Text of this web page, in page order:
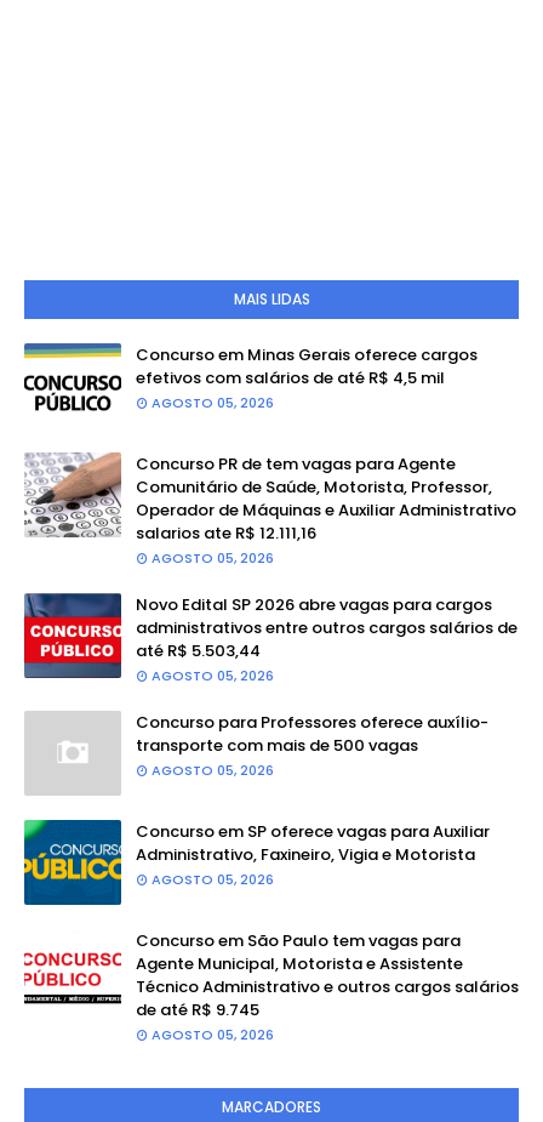
MAIS LIDAS
Concurso em Minas Gerais oferece cargos
efetivos com salários de até R$ 4,5 mil
AGOSTO 05, 2026
Concurso PR de tem vagas para Agente
Comunitário de Saúde, Motorista, Professor,
Operador de Máquinas e Auxiliar Administrativo
salarios ate R$ 12.111,16
AGOSTO 05, 2026
Novo Edital SP 2026 abre vagas para cargos
administrativos entre outros cargos salários de
até R$ 5.503,44
AGOSTO 05, 2026
Concurso para Professores oferece auxílio-
transporte com mais de 500 vagas
AGOSTO 05, 2026
Concurso em SP oferece vagas para Auxiliar
Administrativo, Faxineiro, Vigia e Motorista
AGOSTO 05, 2026
Concurso em São Paulo tem vagas para
Agente Municipal, Motorista e Assistente
Técnico Administrativo e outros cargos salários
de até R$ 9.745
AGOSTO 05, 2026
MARCADORES